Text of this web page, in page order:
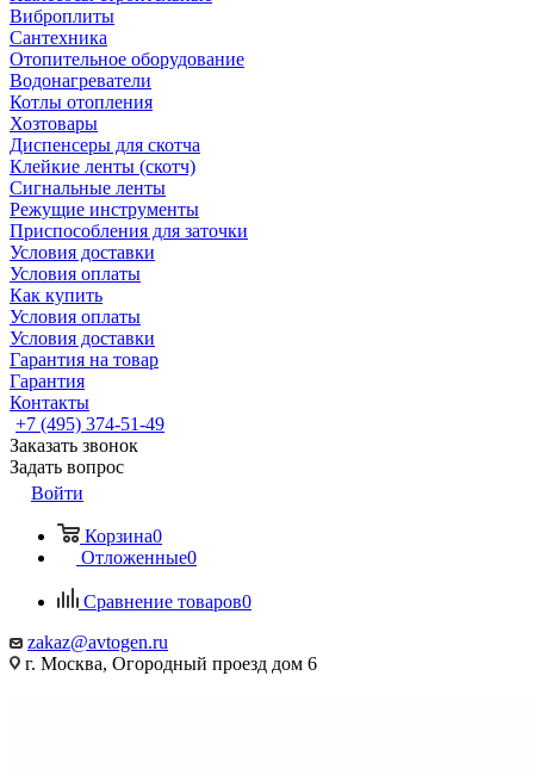
Виброплиты
Сантехника
Отопительное оборудование
Водонагреватели
Котлы отопления
Хозтовары
Диспенсеры для скотча
Клейкие ленты (скотч)
Сигнальные ленты
Режущие инструменты
Приспособления для заточки
Условия доставки
Условия оплаты
Как купить
Условия оплаты
Условия доставки
Гарантия на товар
Гарантия
Контакты
+7 (495) 374-51-49
Заказать звонок
Задать вопрос
Войти
Корзина0
Отложенные0
Сравнение товаров0
zakaz@avtogen.ru
г. Москва, Огородный проезд дом 6